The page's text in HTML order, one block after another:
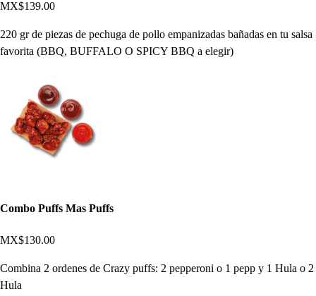
MX$139.00
220 gr de piezas de pechuga de pollo empanizadas bañadas en tu salsa
favorita (BBQ, BUFFALO O SPICY BBQ a elegir)
Combo Puffs Mas Puffs
MX$130.00
Combina 2 ordenes de Crazy puffs: 2 pepperoni o 1 pepp y 1 Hula o 2
Hula